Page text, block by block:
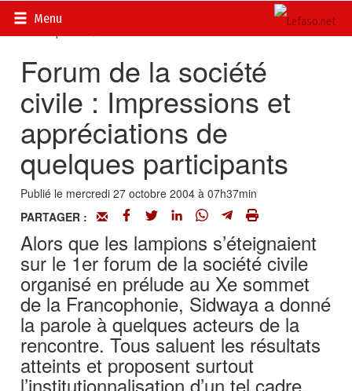
Menu
Accueil>
Forum de la société
civile : Impressions et
appréciations de
quelques participants
Publié le mercredi 27 octobre 2004 à 07h37min
PARTAGER :
Alors que les lampions s’éteignaient
sur le 1er forum de la société civile
organisé en prélude au Xe sommet
de la Francophonie, Sidwaya a donné
la parole à quelques acteurs de la
rencontre. Tous saluent les résultats
atteints et proposent surtout
l’institutionnalisation d’un tel cadre.